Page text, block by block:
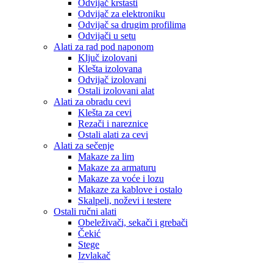
Odvijač krstasti
Odvijač za elektroniku
Odvijač sa drugim profilima
Odvijači u setu
Alati za rad pod naponom
Ključ izolovani
Klešta izolovana
Odvijač izolovani
Ostali izolovani alat
Alati za obradu cevi
Klešta za cevi
Rezači i nareznice
Ostali alati za cevi
Alati za sečenje
Makaze za lim
Makaze za armaturu
Makaze za voće i lozu
Makaze za kablove i ostalo
Skalpeli, noževi i testere
Ostali ručni alati
Obeleživači, sekači i grebači
Čekić
Stege
Izvlakač